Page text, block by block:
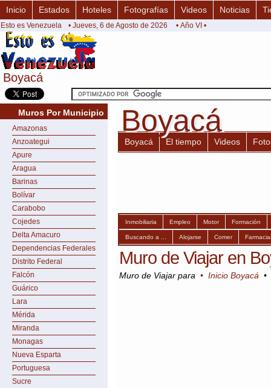
Boyacá
Boyacá
Inicio Estados Hoteles Fotografías Videos Noticias
Esto es Venezuela • Jueves, 6 de Agosto de 2026 • Año VI •
Muros Por Municipio
Amazonas
Anzoategui
Apure
Aragua
Barinas
Bolívar
Carabobo
Cojedes
Delta Amacuro
Dependencias Federales
Distrito Federal
Falcón
Guárico
Lara
Mérida
Miranda
Monagas
Nueva Esparta
Portuguesa
Sucre
Boyacá
Boyacá
Boyacá El tiempo Videos
Inmobiliaria Empleo Motor Formación
Buscando a ... Alojarse Comer
Muro de Viajar en
Muro de Viajar para • Inicio Boyacá •